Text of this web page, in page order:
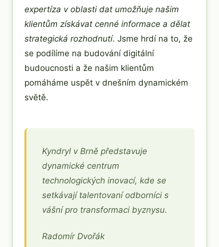
expertíza v oblasti dat umožňuje našim
klientům získávat cenné informace a dělat
strategická rozhodnutí. Jsme hrdí na to, že
se podílíme na budování digitální
budoucnosti a že našim klientům
pomáháme uspět v dnešním dynamickém
světě.
Kyndryl v Brně představuje
dynamické centrum
technologických inovací, kde se
setkávají talentovaní odborníci s
vášní pro transformaci byznysu.
Radomír Dvořák